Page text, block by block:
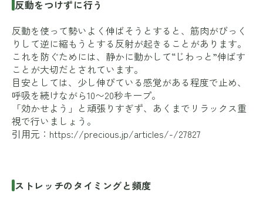
反動をつけずに行う
反動を使って勢いよく伸ばそうとすると、筋肉がびっく
りして逆に縮もうとする反射が起きることがあります。
これを防ぐためには、静かに動かして“じわっと”伸ばす
ことが大切だとされています。
目安としては、少し伸びている感覚がある程度で止め、
呼吸を続けながら10〜20秒キープ。
「効かせよう」と頑張りすぎず、あくまでリラックス重
視で行いましょう。
引用元： https://precious.jp/articles/-/27827
ストレッチのタイミングと頻度